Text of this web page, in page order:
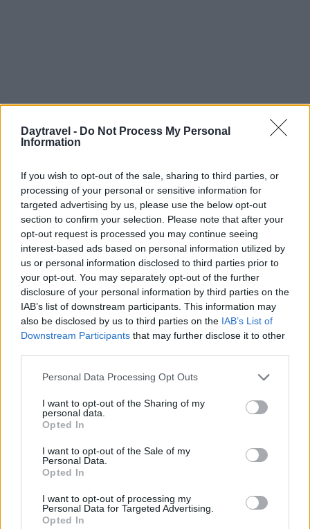
Daytravel - Do Not Process My Personal
Information
If you wish to opt-out of the sale, sharing to third parties, or
processing of your personal or sensitive information for
targeted advertising by us, please use the below opt-out
section to confirm your selection. Please note that after your
opt-out request is processed you may continue seeing
interest-based ads based on personal information utilized by
us or personal information disclosed to third parties prior to
your opt-out. You may separately opt-out of the further
disclosure of your personal information by third parties on the
IAB’s list of downstream participants. This information may
also be disclosed by us to third parties on the IAB’s List of
Downstream Participants that may further disclose it to other
Please note that this website/app uses one or more Google
not limited to your visit or usage behaviour. You may click to
grant or deny consent to Google and its third-party tags to
use your data for below specified purposes in below Google
consent section.
Personal Data Processing Opt Outs
I want to opt-out of the Sharing of my
personal data.
Opted In
I want to opt-out of the Sale of my
Personal Data.
Opted In
I want to opt-out of processing my
Personal Data for Targeted Advertising.
Opted In
Continua a leggere
FUORI PORTA
Odissea e Spider-Man: i film che hanno rivoluzionato
l’estate al cinema
Alessandro Tassinari · 5 Ago 2026
FUORI PORTA